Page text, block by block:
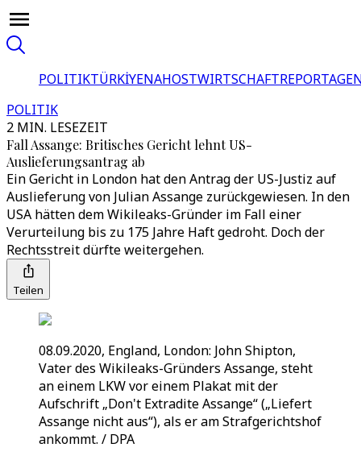
POLITIKTÜRKİYENAHOSTWIRTSCHAFT
POLITIK
2 MIN. LESEZEIT
Fall Assange: Britisches Gericht lehnt US-
Auslieferungsantrag ab
Ein Gericht in London hat den Antrag der US-Justiz auf
Auslieferung von Julian Assange zurückgewiesen. In den
USA hätten dem Wikileaks-Gründer im Fall einer
Verurteilung bis zu 175 Jahre Haft gedroht. Doch der
Rechtsstreit dürfte weitergehen.
Teilen
08.09.2020, England, London: John Shipton,
Vater des Wikileaks-Gründers Assange, steht
an einem LKW vor einem Plakat mit der
Aufschrift „Don't Extradite Assange“ („Liefert
Assange nicht aus“), als er am Strafgerichtshof
ankommt. / DPA